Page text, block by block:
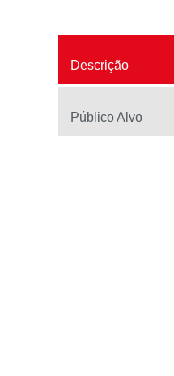
Descrição
Público Alvo